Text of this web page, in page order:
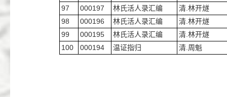
97
000197 林氏活人录汇编
清.林开燧
98
000196 林氏活人录汇编
清.林开燧
99
000195 林氏活人录汇编
清.林开燧
100
000194 温证指归 清.周魁